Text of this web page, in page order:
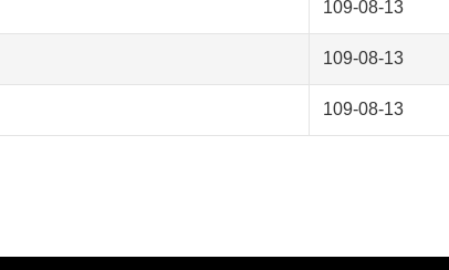
109-08-13
109-08-13
109-08-13